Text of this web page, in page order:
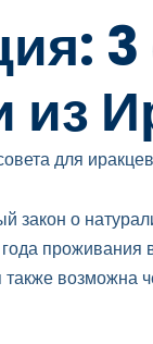
из
для
закон о
возможна